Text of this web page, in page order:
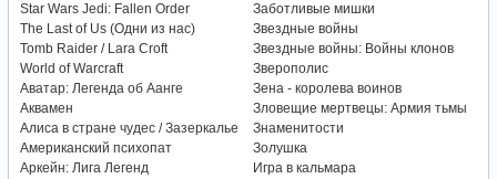
Star Wars Jedi: Fallen Order
The Last of Us (Одни из нас)
Tomb Raider / Lara Croft
World of Warcraft
Аватар: Легенда об Аанге
Аквамен
Алиса в стране чудес / Зазеркалье
Американский психопат
Аркейн: Лига Легенд
Заботливые мишки
Звездные войны
Звездные войны: Войны клонов
Зверополис
Зена - королева воинов
Зловещие мертвецы: Армия тьмы
Знаменитости
Золушка
Игра в кальмара